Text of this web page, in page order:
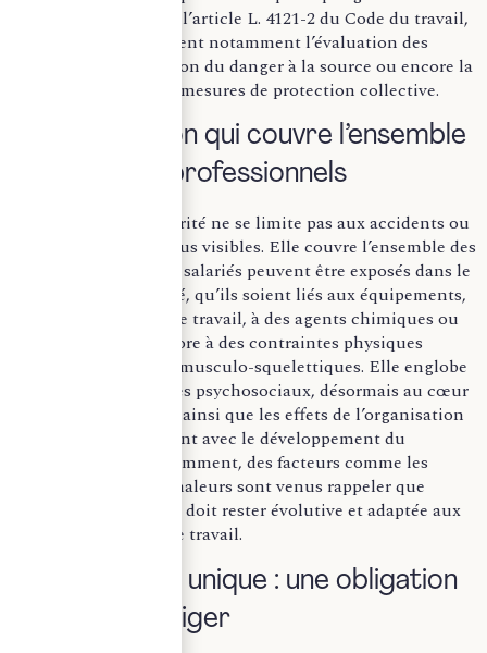
prévention définis à l’article L. 4121-2 du Code du travail,
parmi lesquels figurent notamment l’évaluation des
risques, la suppression du danger à la source ou encore la
priorité donnée aux mesures de protection collective.
Une obligation qui couvre l’ensemble
des risques professionnels
L’obligation de sécurité ne se limite pas aux accidents ou
aux situations les plus visibles. Elle couvre l’ensemble des
risques auxquels les salariés peuvent être exposés dans le
cadre de leur activité, qu’ils soient liés aux équipements,
à l’environnement de travail, à des agents chimiques ou
biologiques, ou encore à des contraintes physiques
comme les troubles musculo-squelettiques. Elle englobe
également les risques psychosociaux, désormais au cœur
des préoccupations, ainsi que les effets de l’organisation
du travail, notamment avec le développement du
télétravail. Plus récemment, des facteurs comme les
épisodes de fortes chaleurs sont venus rappeler que
l’analyse des risques doit rester évolutive et adaptée aux
conditions réelles de travail.
Le document unique : une obligation
à ne pas négliger